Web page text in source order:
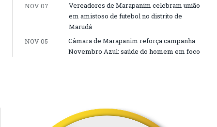
NOV 07
Vereadores de Marapanim celebram união
em amistoso de futebol no distrito de
Marudá
NOV 05
Câmara de Marapanim reforça campanha
Novembro Azul: saúde do homem em foco